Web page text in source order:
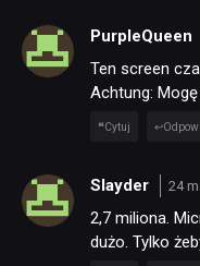
PurpleQueen
Ten screen
Achtung:
Cytuj
Slayder 24
2,7 miliona.
dużo. Tylko